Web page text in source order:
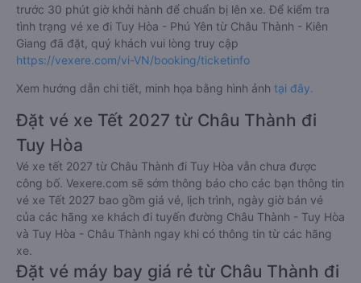
trước 30 phút giờ khởi hành để chuẩn bị lên xe. Để kiểm tra
tình trạng vé xe đi Tuy Hòa - Phú Yên từ Châu Thành - Kiên
Giang đã đặt, quý khách vui lòng truy cập
https://vexere.com/vi-VN/booking/ticketinfo
Xem hướng dẫn chi tiết, minh họa bằng hình ảnh tại đây.
Đặt vé xe Tết 2027 từ Châu Thành đi
Tuy Hòa
Vé xe tết 2027 từ Châu Thành đi Tuy Hòa vẫn chưa được
công bố. Vexere.com sẽ sớm thông báo cho các bạn thông tin
vé xe Tết 2027 bao gồm giá vé, lịch trình, ngày giờ bán vé
của các hãng xe khách đi tuyến đường Châu Thành - Tuy Hòa
và Tuy Hòa - Châu Thành ngay khi có thông tin từ các hãng
xe.
Đặt vé máy bay giá rẻ từ Châu Thành đi